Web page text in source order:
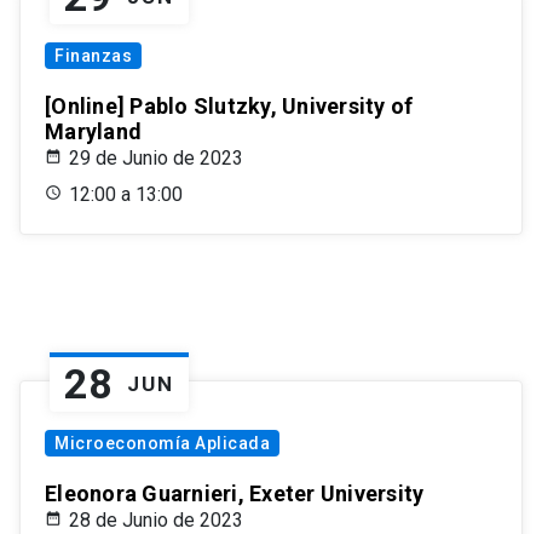
Finanzas
[Online] Pablo Slutzky, University of
Maryland
29 de Junio de 2023
12:00 a 13:00
28 JUN
Microeconomía Aplicada
Eleonora Guarnieri, Exeter University
28 de Junio de 2023